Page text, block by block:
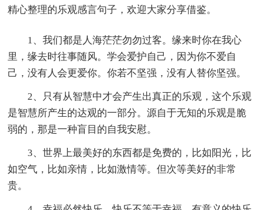
精心整理的乐观感言句子，欢迎大家分享借鉴。
1、我们都是人海茫茫勿勿过客。缘来时你在我心
里，缘去时往事随风。学会爱护自己，因为你不爱自
己，没有人会更爱你。你若不坚强，没有人替你坚强。
2、只有从智慧中才会产生出真正的乐观，这个乐观
是智慧所产生的达观的一部分。源自于无知的乐观是脆
弱的，那是一种盲目的自我安慰。
3、世界上最美好的东西都是免费的，比如阳光，比
如空气，比如亲情，比如激情等。但次等美好的非常
贵。